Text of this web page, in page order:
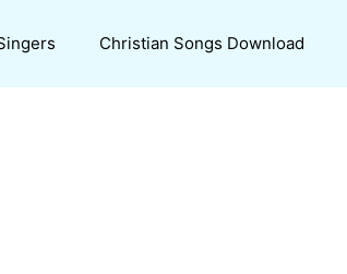
Christian Songs Download